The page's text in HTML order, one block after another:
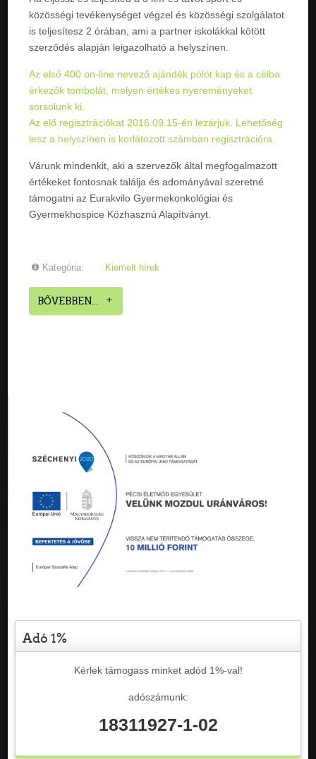
közösségi tevékenységet végzel és közösségi szolgálatot
is teljesítesz 2 órában, ami a partner iskolákkal kötött
szerződés alapján leigazolható a helyszínen.
Az első 400 on-line nevező ajándék pólót kap és a célba
érkezők tombolát, melyen értékes nyereményeket
sorsolunk ki.
Az elő regisztrációkat 2016.09.15-én lezárjuk. Lehetőség
lesz a helyszínen is korlátozott számban regisztrációra.
Várunk mindenkit, aki a szervezők által megfogalmazott
értékeket fontosnak találja és adományával szeretné
támogatni az Eurakvilo Gyermekonkológiai és
Gyermekhospice Közhasznú Alapítványt.
Kategória: Kiemelt hírek
BŐVEBBEN...
Adó 1%
Kérlek támogass minket adód 1%-val!
adószámunk:
18311927-1-02